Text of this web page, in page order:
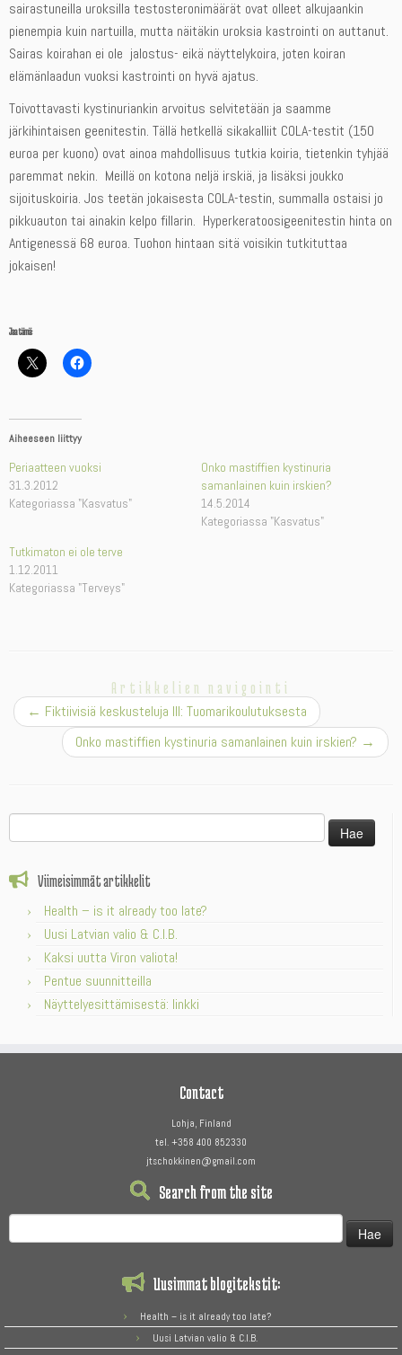
sairastuneilla uroksilla testosteronimäärät ovat olleet alkujaankin
pienempia kuin nartuilla, mutta näitäkin uroksia kastrointi on auttanut.
Sairas koirahan ei ole jalostus- eikä näyttelykoira, joten koiran
elämänlaadun vuoksi kastrointi on hyvä ajatus.
Toivottavasti kystinuriankin arvoitus selvitetään ja saamme
järkihintaisen geenitestin. Tällä hetkellä sikakalliit COLA-testit (150
euroa per kuono) ovat ainoa mahdollisuus tutkia koiria, tietenkin tyhjää
paremmat nekin. Meillä on kotona neljä irskiä, ja lisäksi joukko
sijoituskoiria. Jos teetän jokaisesta COLA-testin, summalla ostaisi jo
pikkuauton tai ainakin kelpo fillarin. Hyperkeratoosigeenitestin hinta on
Antigenessä 68 euroa. Tuohon hintaan sitä voisikin tutkituttaa
jokaisen!
Jaa tämä:
Aiheeseen liittyy
Periaatteen vuoksi
31.3.2012
Kategoriassa "Kasvatus"
Onko mastiffien kystinuria
samanlainen kuin irskien?
14.5.2014
Kategoriassa "Kasvatus"
Tutkimaton ei ole terve
1.12.2011
Kategoriassa "Terveys"
Artikkelien navigointi
← Fiktiivisiä keskusteluja III: Tuomarikoulutuksesta
Onko mastiffien kystinuria samanlainen kuin irskien? →
Viimeisimmät artikkelit
Health – is it already too late?
Uusi Latvian valio & C.I.B.
Kaksi uutta Viron valiota!
Pentue suunnitteilla
Näyttelyesittämisestä: linkki
Contact
Lohja, Finland
tel. +358 400 852330
jtschokkinen@gmail.com
Search from the site
Uusimmat blogitekstit:
Health – is it already too late?
Uusi Latvian valio & C.I.B.